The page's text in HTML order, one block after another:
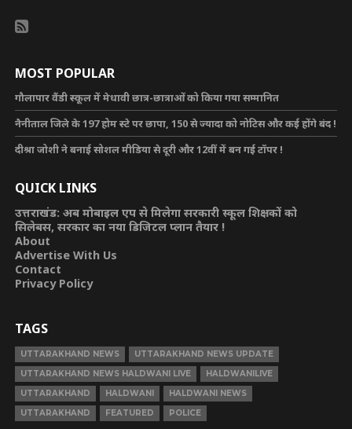
MOST POPULAR
गौलापार वैंडी स्कूल में मेधावी छात्र-छात्राओं को किया गया सम्मानित
नैनीताल जिले के 197 होम स्टे पर छापा, 150 से ज्यादा को नोटिस और कई होंगे बंद !
दीश्रा जोशी ने बनाई सोशल मीडिया से दूरी और 12वीं में बन गई टॉपर !
QUICK LINKS
उत्तराखंड: अब मोबाइल एप से मिलेगा सरकारी स्कूल शिक्षकों को
सिलेबस, सरकार का नया डिजिटल प्लान तैयार !
About
Advertise With Us
Contact
Privacy Policy
TAGS
UTTARAKHAND NEWS
UTTARAKHAND NEWS UPDATE
UTTARAKHAND NEWS HALDWANI LIVE
HALDWANILIVE
UTTARAKHAND
HALDWANI
HALDWANI NEWS
UTTARAKHAND
FEATURED POLICE